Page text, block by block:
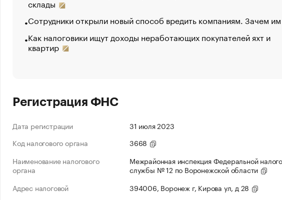
склады
Сотрудники открыли новый способ вредить компаниям. Зачем
Как налоговики ищут доходы неработающих покупателей яхт и
квартир
Регистрация ФНС
Дата регистрации
31 июля 2023
Код налогового органа
3668
Наименование налогового
органа
Межрайонная инспекция Федеральной
службы № 12 по Воронежской области
Адрес налоговой
394006, Воронеж г, Кирова ул, д 28